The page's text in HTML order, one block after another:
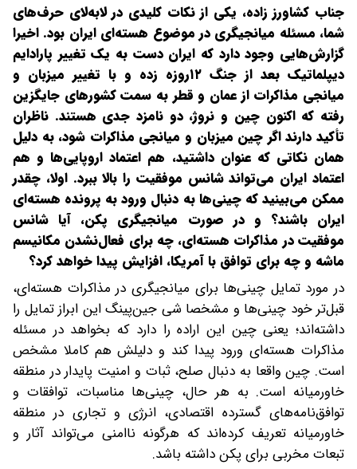
‌‌‌جناب کشاورز زاده، یکی از نکات کلیدی در لابه‌لای حرف‌های
شما، مسئله میانجیگری در موضوع هسته‌ای ایران بود. اخیرا
گزارش‌هایی وجود دارد که ایران دست به یک تغییر پارادایم
دیپلماتیک بعد از جنگ ۱۲‌روزه زده و با تغییر میزبان و
میانجی مذاکرات از عمان و قطر به سمت کشورهای جایگزین
رفته که اکنون چین و نروژ، دو نامزد جدی هستند. ناظران
تأکید دارند اگر چین میزبان و میانجی مذاکرات شود، به دلیل
همان نکاتی که عنوان داشتید، هم اعتماد اروپایی‌ها و هم
اعتماد ایران می‌تواند شانس موفقیت را بالا ببرد. اولا، چقدر
ممکن می‌بینید که چینی‌ها به دنبال ورود به پرونده هسته‌ای
ایران باشند؟ و در صورت میانجیگری پکن، آیا شانس
موفقیت در مذاکرات هسته‌ای، چه برای فعال‌نشدن مکانیسم
ماشه و چه برای توافق با آمریکا،‌ افزایش پیدا خواهد کرد؟
در مورد تمایل چینی‌ها برای میانجیگری در مذاکرات هسته‌ای،
قبل‌تر خود چینی‌ها و مشخصا شی جین‌پینگ این ابراز تمایل را
داشته‌اند؛ یعنی چین این اراده را دارد که بخواهد در مسئله
مذاکرات هسته‌ای ورود پیدا کند و دلیلش هم کاملا مشخص
است. چین واقعا به دنبال صلح، ثبات و امنیت پایدار در منطقه
خاورمیانه است. به هر حال، چینی‌ها مناسبات، توافقات و
توافق‌نامه‌های گسترده اقتصادی، انرژی و تجاری در منطقه
خاورمیانه تعریف کرده‌اند که هرگونه ناامنی می‌تواند آثار و
تبعات مخربی برای پکن داشته باشد.